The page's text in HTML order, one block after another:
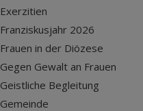
Exerzitien
Franziskusjahr 2026
Frauen in der Diözese
Gegen Gewalt an Frauen
Geistliche Begleitung
Gemeinde